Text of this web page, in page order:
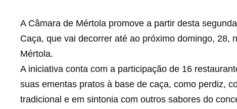
A Câmara de Mértola promove a partir desta
Caça, que vai decorrer até ao próximo domingo, 28,
Mértola.
A iniciativa conta com a participação de 16
suas ementas pratos à base de caça, como perdiz,
tradicional e em sintonia com outros sabores do